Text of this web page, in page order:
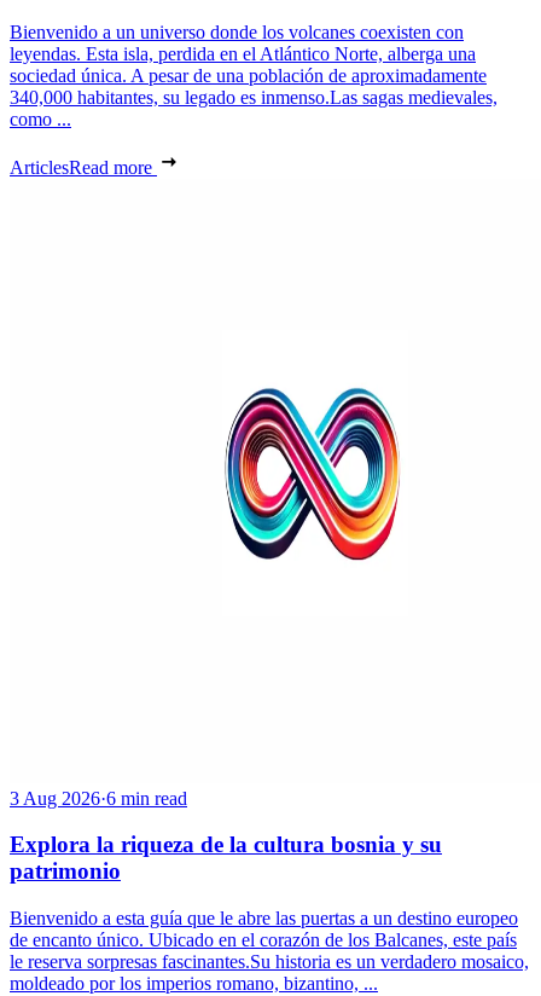
Bienvenido a un universo donde los volcanes coexisten con
leyendas. Esta isla, perdida en el Atlántico Norte, alberga una
sociedad única. A pesar de una población de aproximadamente
340,000 habitantes, su legado es inmenso.Las sagas medievales,
como ...
ArticlesRead more
3 Aug 2026·6 min read
Explora la riqueza de la cultura bosnia y su
patrimonio
Bienvenido a esta guía que le abre las puertas a un destino europeo
de encanto único. Ubicado en el corazón de los Balcanes, este país
le reserva sorpresas fascinantes.Su historia es un verdadero mosaico,
moldeado por los imperios romano, bizantino, ...